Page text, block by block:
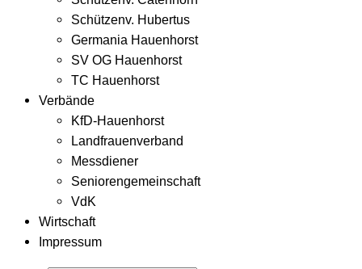
Schützenv. Hubertus
Germania Hauenhorst
SV OG Hauenhorst
TC Hauenhorst
Verbände
KfD-Hauenhorst
Landfrauenverband
Messdiener
Seniorengemeinschaft
VdK
Wirtschaft
Impressum